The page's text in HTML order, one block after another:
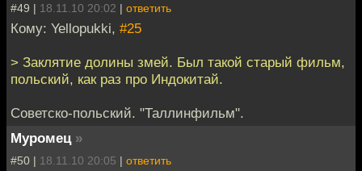
#49 | 18.11.10 20:02 | ответить
Кому: Yellopukki, #25
> Заклятие долины змей. Был такой старый фильм,
польский, как раз про Индокитай.
Советско-польский. "Таллинфильм".
Муромец »
#50 | 18.11.10 20:05 | ответить